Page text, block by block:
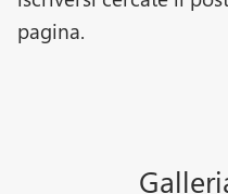
pagina.